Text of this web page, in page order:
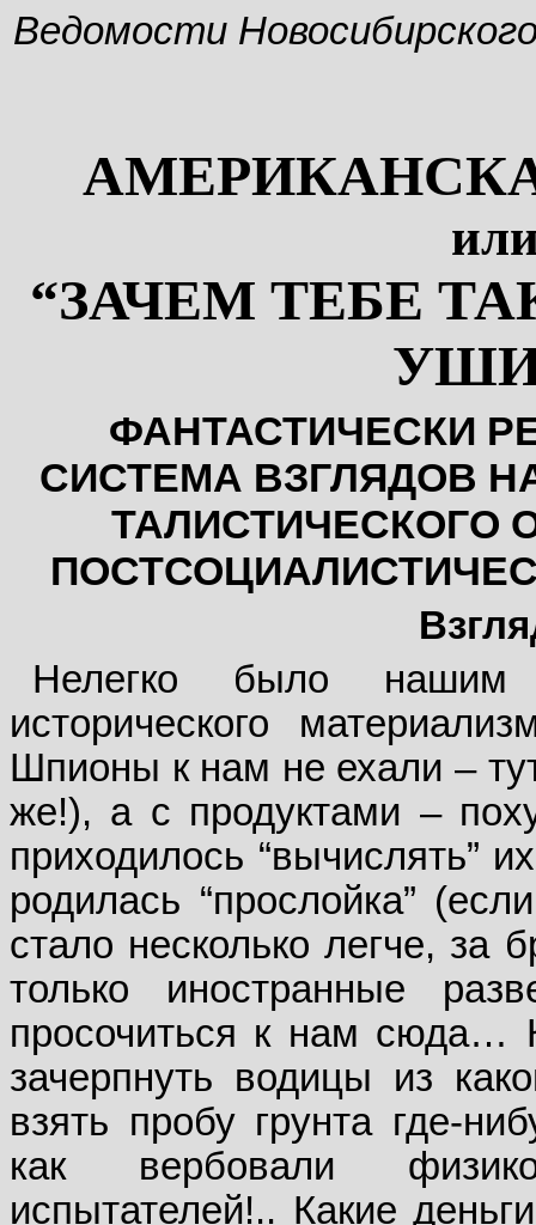
Ведомости
“ЗАЧЕМ ТЕБЕ
ФАНТАСТИЧЕСКИ
СИСТЕМА ВЗГЛЯДОВ
ТАЛИСТИЧЕСКОГО
Нелегко было нашим
исторического
Шпионы к нам не ехали –
же!), а с продуктами –
приходилось “вычислять”
родилась “прослойка”
стало несколько легче, за
только иностранные
просочиться к нам сюда…
зачерпнуть водицы из
взять пробу грунта где-
как вербовали
испытателей!.. Какие